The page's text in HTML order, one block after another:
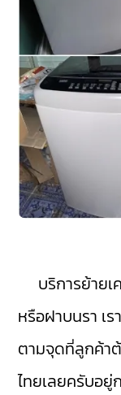
บริการย้าย
หรือฝาบนรา เ
ตามจุดที่ลูกค้า
ไทยเลยครับอยู่